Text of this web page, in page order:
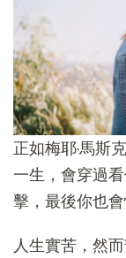
正如梅耶·馬斯
一生，會穿過
擊，最後你也
人生實苦，然